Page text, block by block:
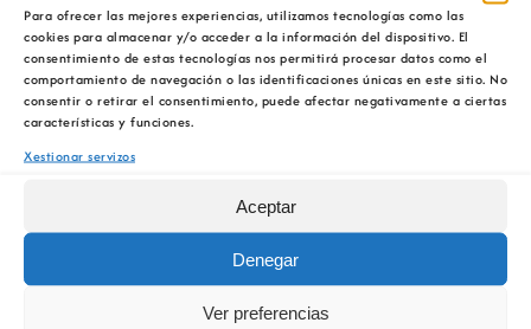
Para ofrecer las mejores experiencias, utilizamos tecnologías como las
cookies para almacenar y/o acceder a la información del dispositivo. El
consentimiento de estas tecnologías nos permitirá procesar datos como el
comportamiento de navegación o las identificaciones únicas en este sitio. No
consentir o retirar el consentimiento, puede afectar negativamente a ciertas
características y funciones.
Xestionar servizos
Aceptar
Denegar
Ver preferencias
industria das materias primas co progreso
sostible económico e social, o respecto ao
medio ambiente e aos recursos naturais; á vez
que garantan a saúde dos traballadores e
cidadáns, e melloren a calidade de vida das
xeracións presentes e futuras.
Un dos principais retos da Fundación Minería e
Vida é impulsar o coñecemento da industria
española das materias primas de rocas e
minerais, fomentando a transparencia mediante
iniciativas de divulgación que fagan máis